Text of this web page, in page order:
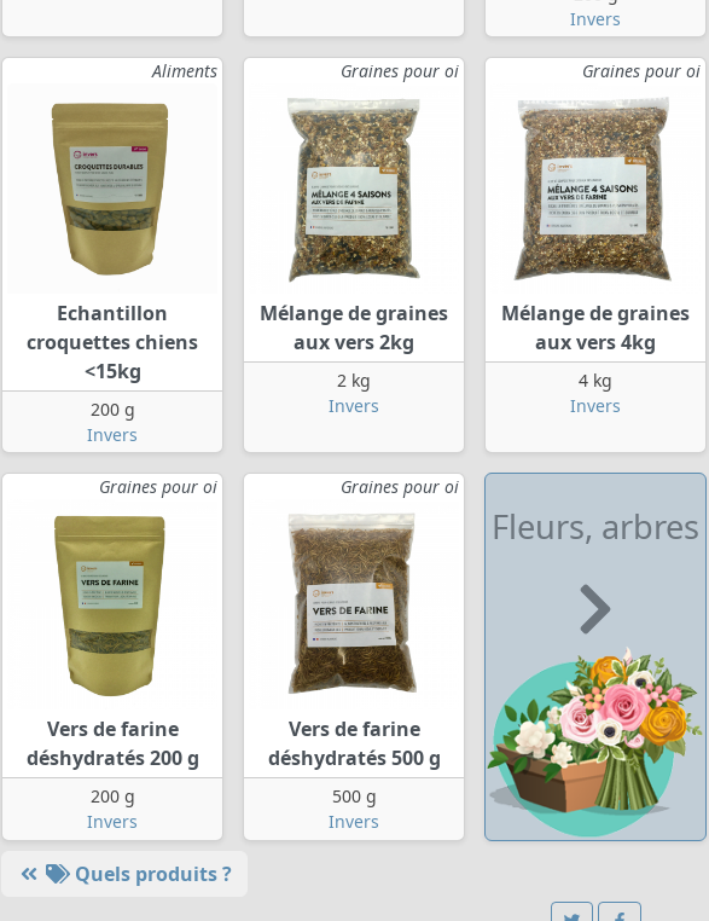
Invers
Aliments
Echantillon
croquettes chiens
<15kg
200 g
Invers
Graines pour oi
Mélange de graines
aux vers 2kg
2 kg
Invers
Graines pour oi
Mélange de graines
aux vers 4kg
4 kg
Invers
Graines pour oi
Vers de farine
déshydratés 200 g
200 g
Invers
Graines pour oi
Vers de farine
déshydratés 500 g
500 g
Invers
Fleurs, arbres
Quels produits ?